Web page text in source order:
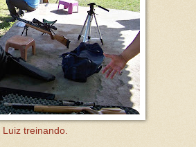
Luiz treinando.